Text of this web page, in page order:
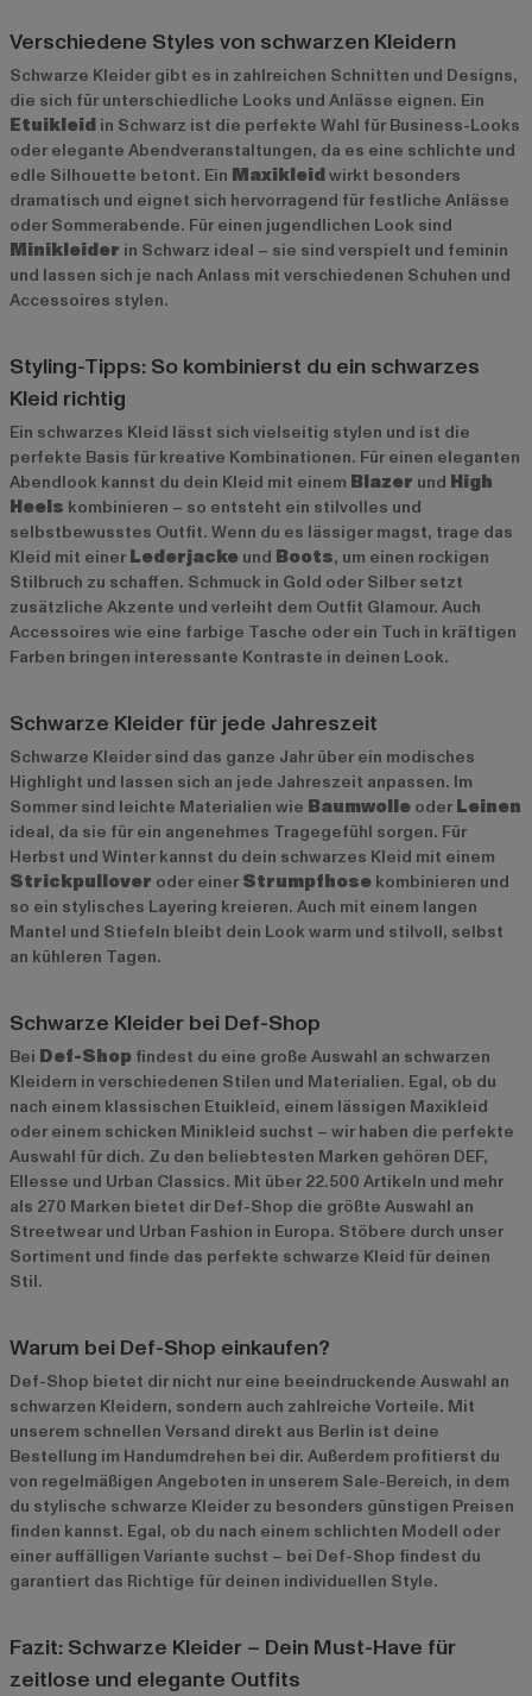
Verschiedene Styles von schwarzen Kleidern
Schwarze Kleider gibt es in zahlreichen Schnitten und Designs,
die sich für unterschiedliche Looks und Anlässe eignen. Ein
Etuikleid in Schwarz ist die perfekte Wahl für Business-Looks
oder elegante Abendveranstaltungen, da es eine schlichte und
edle Silhouette betont. Ein Maxikleidwirkt besonders
dramatisch und eignet sich hervorragend für festliche Anlässe
oder Sommerabende. Für einen jugendlichen Look sind
Minikleider in Schwarz ideal – sie sind verspielt und feminin
und lassen sich je nach Anlass mit verschiedenen Schuhen und
Accessoires stylen.
Styling-Tipps: So kombinierst du ein schwarzes
Kleid richtig
Ein schwarzes Kleid lässt sich vielseitig stylen und ist die
perfekte Basis für kreative Kombinationen. Für einen eleganten
Abendlook kannst du dein Kleid mit einem Blazer und High
Heels kombinieren – so entsteht ein stilvolles und
selbstbewusstes Outfit. Wenn du es lässiger magst, trage das
Kleid mit einer Lederjacke und Boots, um einen rockigen
Stilbruch zu schaffen. Schmuck in Gold oder Silber setzt
zusätzliche Akzente und verleiht dem Outfit Glamour. Auch
Accessoires wie eine farbige Tasche oder ein Tuch in kräftigen
Farben bringen interessante Kontraste in deinen Look.
Schwarze Kleider für jede Jahreszeit
Schwarze Kleider sind das ganze Jahr über ein modisches
Highlight und lassen sich an jede Jahreszeit anpassen. Im
Sommer sind leichte Materialien wie Baumwolle oder Leinen
ideal, da sie für ein angenehmes Tragegefühl sorgen. Für
Herbst und Winter kannst du dein schwarzes Kleid mit einem
Strickpullover oder einer Strumpfhose kombinieren und
so ein stylisches Layering kreieren. Auch mit einem langen
Mantel und Stiefeln bleibt dein Look warm und stilvoll, selbst
an kühleren Tagen.
Schwarze Kleider bei Def-Shop
Bei Def-Shop findest du eine große Auswahl an schwarzen
Kleidern in verschiedenen Stilen und Materialien. Egal, ob du
nach einem klassischen Etuikleid, einem lässigen Maxikleid
oder einem schicken Minikleid suchst – wir haben die perfekte
Auswahl für dich. Zu den beliebtesten Marken gehören DEF,
Ellesse und Urban Classics. Mit über 22.500 Artikeln und mehr
als 270 Marken bietet dir Def-Shop die größte Auswahl an
Streetwear und Urban Fashion in Europa. Stöbere durch unser
Sortiment und finde das perfekte schwarze Kleid für deinen
Stil.
Warum bei Def-Shop einkaufen?
Def-Shop bietet dir nicht nur eine beeindruckende Auswahl an
schwarzen Kleidern, sondern auch zahlreiche Vorteile. Mit
unserem schnellen Versand direkt aus Berlin ist deine
Bestellung im Handumdrehen bei dir. Außerdem profitierst du
von regelmäßigen Angeboten in unserem Sale-Bereich, in dem
du stylische schwarze Kleider zu besonders günstigen Preisen
finden kannst. Egal, ob du nach einem schlichten Modell oder
einer auffälligen Variante suchst – bei Def-Shop findest du
garantiert das Richtige für deinen individuellen Style.
Fazit: Schwarze Kleider – Dein Must-Have für
zeitlose und elegante Outfits